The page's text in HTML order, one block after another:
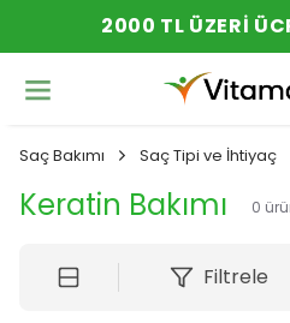
2000 TL ÜZERI
Saç Bakımı Saç Tipi ve İhtiyaç
Keratin Bakımı 0
Filtrele